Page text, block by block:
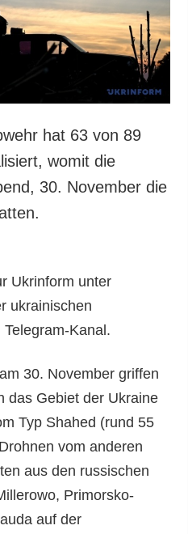
LEISTUNGEN
Abonnement
hat 63 von 89
womit die
30. November die
Ukrinform unter
ukrainischen
Kanal.
30. November griffen
das Gebiet der Ukraine
Typ Shahed (rund 55
vom anderen
aus den russischen
Primorsko-
auf der